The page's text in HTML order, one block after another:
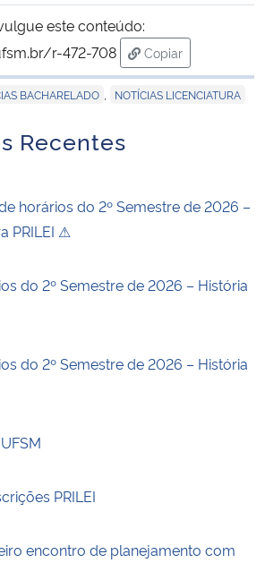
este conteúdo:
r-472-708
Copiar
para área de
BACHARELADO NOTÍCIAS LICENCIATURA
Recentes
horários do 2º Semestre de 2026 –
PRILEI ⚠
do 2º Semestre de 2026 – História
do 2º Semestre de 2026 – História
PRILEI
encontro de planejamento com